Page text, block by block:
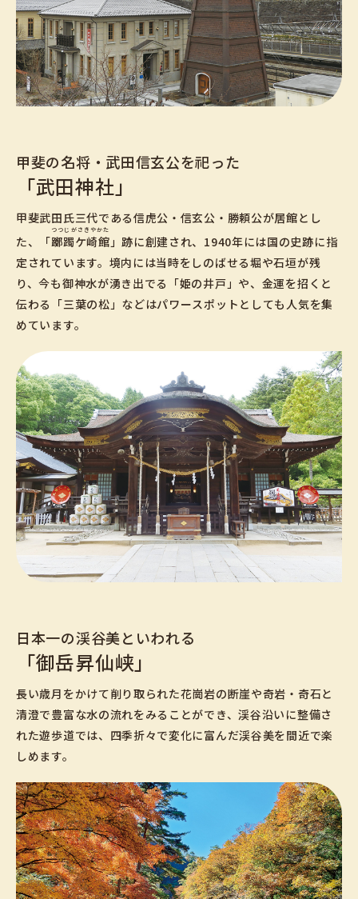
甲斐の名将・武田信玄公を祀った
「武田神社」
甲斐武田氏三代である信虎公・信玄公・勝頼公が居館とし
た、「躑躅ケ崎館
つつじがさきやかた
」跡に創建され、1940年には国の史跡に指
定されています。境内には当時をしのばせる堀や石垣が残
り、今も御神水が湧き出でる「姫の井戸」や、金運を招くと
伝わる「三葉の松」などはパワースポットとしても人気を集
めています。
日本一の渓谷美といわれる
「御岳昇仙峡」
長い歳月をかけて削り取られた花崗岩の断崖や奇岩・奇石と
清澄で豊富な水の流れをみることができ、渓谷沿いに整備さ
れた遊歩道では、四季折々で変化に富んだ渓谷美を間近で楽
しめます。